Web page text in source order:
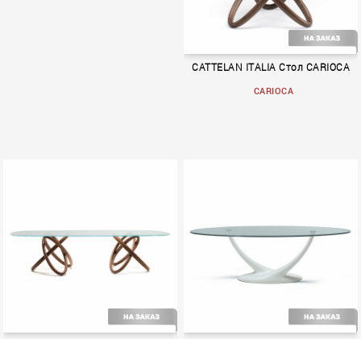
BOOK 1
CATTELAN ITALIA Стол CARIOCA
CARIOCA